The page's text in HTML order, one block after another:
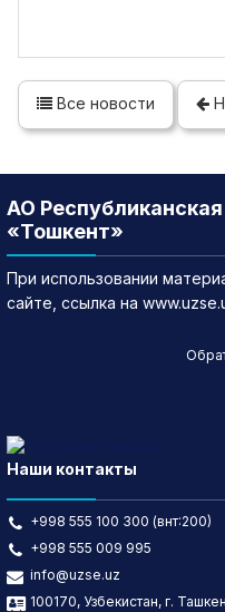
Все новости
АО
«Тошкент»
При использовании
сайте, ссылка на
Наши контакты
+998 555 100 300 (внт:200)
+998 555 009 995
info@uzse.uz
100170, Узбекистан, г.